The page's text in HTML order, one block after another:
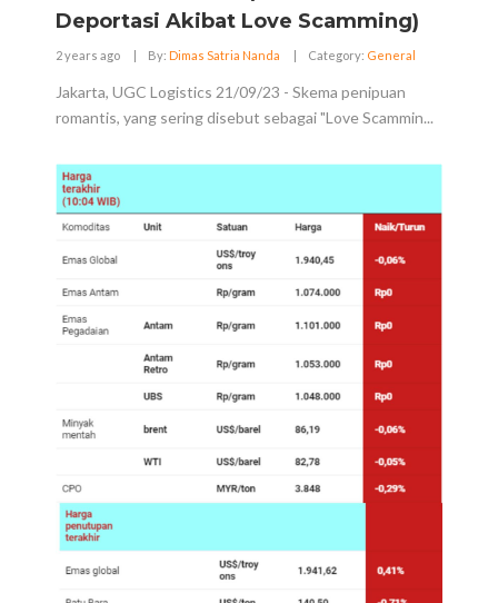
Deportasi Akibat Love Scamming)
2 years ago | By: Dimas Satria Nanda | Category: General
Jakarta, UGC Logistics 21/09/23 - Skema penipuan
romantis, yang sering disebut sebagai "Love Scammin...